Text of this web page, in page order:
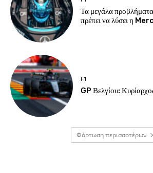
Τα μεγάλα
πρέπει να λύσει η
F1
GP Βελγίου:
Φόρτωση περισσοτέρων